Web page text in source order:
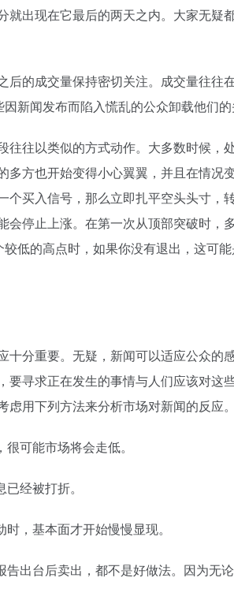
出现在它最后的两天之内。大家无疑
的成交量保持密切关注。成交量往往
新闻发布而陷入慌乱的公众卸载他们的
往以类似的方式动作。大多数时候，
方也开始变得小心翼翼，并且在情况
买入信号，那么立即扎平空头头寸，
停止上涨。在第一次从顶部突破时，
低的高点时，如果你没有退出，这可
分重要。无疑，新闻可以适应公众的
寻求正在发生的事情与人们应该对这
用下列方法来分析市场对新闻的反应。
可能市场将会走低。
经被打折。
，基本面才开始慢慢显现。
出台后卖出，都不是好做法。因为无